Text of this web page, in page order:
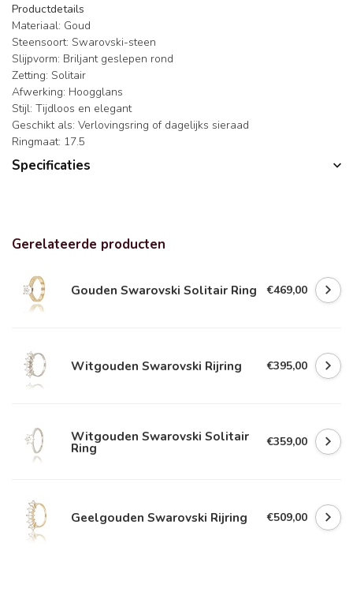
Productdetails
Materiaal: Goud
Steensoort: Swarovski-steen
Slijpvorm: Briljant geslepen rond
Zetting: Solitair
Afwerking: Hoogglans
Stijl: Tijdloos en elegant
Geschikt als: Verlovingsring of dagelijks sieraad
Ringmaat: 17.5
Specificaties
Gerelateerde producten
Gouden Swarovski Solitair Ring €469,00
Witgouden Swarovski Rijring €395,00
Witgouden Swarovski Solitair
Ring €359,00
Geelgouden Swarovski Rijring €509,00